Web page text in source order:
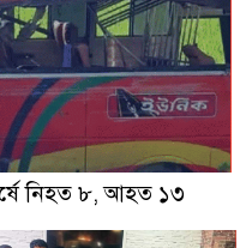
নিহত ৮, আহত ১৩